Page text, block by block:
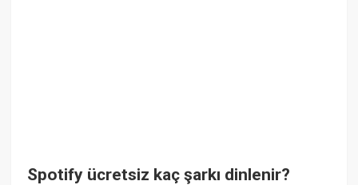
Spotify ücretsiz kaç şarkı dinlenir?